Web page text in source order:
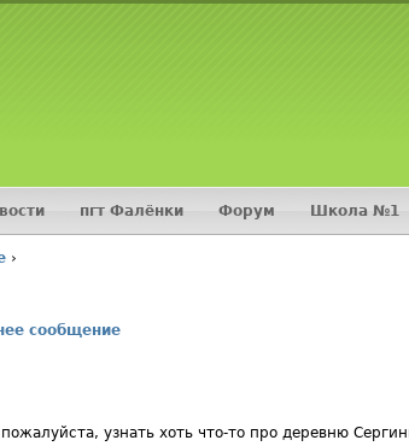
›
сообщение
узнать хоть что-то про деревню
пгт Фалёнки Форум Школа №1